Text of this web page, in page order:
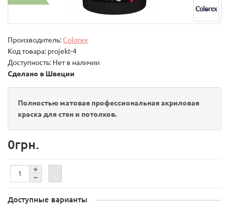
Производитель: Colorex
Код товара: projekt-4
Доступность: Нет в наличии
Сделано в Швеции
Полностью матовая профессиональная акриловая
краска для стен и потолков.
0грн.
Доступные варианты